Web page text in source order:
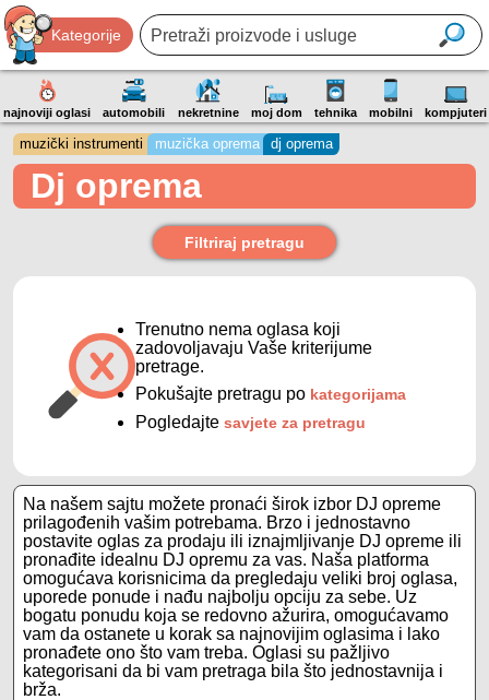
Kategorije
najnoviji oglasi automobili nekretnine moj dom tehnika mobilni kompjuteri
muzički instrumenti muzička oprema dj oprema
Dj oprema
Filtriraj pretragu
Trenutno nema oglasa koji
zadovoljavaju Vaše kriterijume
pretrage.
Pokušajte pretragu po kategorijama
Pogledajte savjete za pretragu
Na našem sajtu možete pronaći širok izbor DJ opreme
prilagođenih vašim potrebama. Brzo i jednostavno
postavite oglas za prodaju ili iznajmljivanje DJ opreme ili
pronađite idealnu DJ opremu za vas. Naša platforma
omogućava korisnicima da pregledaju veliki broj oglasa,
uporede ponude i nađu najbolju opciju za sebe. Uz
bogatu ponudu koja se redovno ažurira, omogućavamo
vam da ostanete u korak sa najnovijim oglasima i lako
pronađete ono što vam treba. Oglasi su pažljivo
kategorisani da bi vam pretraga bila što jednostavnija i
brža.